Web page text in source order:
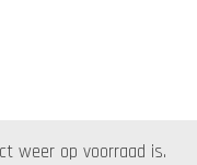
weer op voorraad is.